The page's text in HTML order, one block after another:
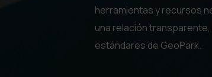
herramientas y recursos
una relación
estándares de GeoPark.